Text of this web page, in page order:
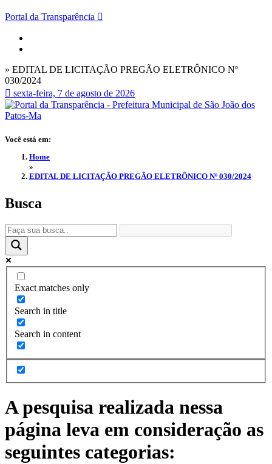
Portal da Transparência
» EDITAL DE LICITAÇÃO PREGÃO ELETRÔNICO Nº
030/2024
sexta-feira, 7 de agosto de 2026
Você está em:
Home
»
EDITAL DE LICITAÇÃO PREGÃO ELETRÔNICO Nº 030/2024
Busca
Exact matches only
Search in title
Search in content
A pesquisa realizada nessa
página leva em consideração as
seguintes categorias: